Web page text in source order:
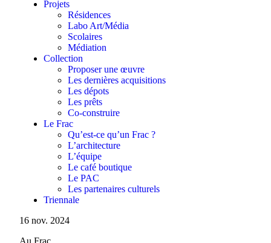
Projets
Résidences
Labo Art/Média
Scolaires
Médiation
Collection
Proposer une œuvre
Les dernières acquisitions
Les dépots
Les prêts
Co-construire
Le Frac
Qu’est-ce qu’un Frac ?
L’architecture
L’équipe
Le café boutique
Le PAC
Les partenaires culturels
Triennale
16 nov. 2024
Au Frac